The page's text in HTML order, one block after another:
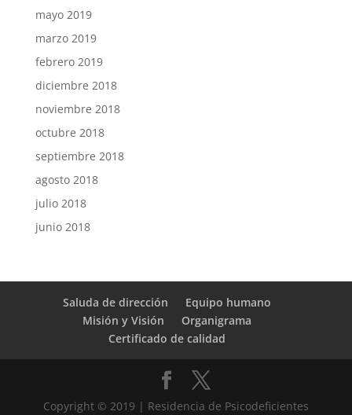
mayo 2019
marzo 2019
febrero 2019
diciembre 2018
noviembre 2018
octubre 2018
septiembre 2018
agosto 2018
julio 2018
junio 2018
Saluda de dirección
Equipo humano
Misión y Visión
Organigrama
Certificado de calidad
Copyright © 2019 | Residencia de Psicodeficientes